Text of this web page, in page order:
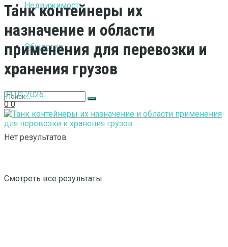
Недвижимость
Общество
Нет результатов
Смотреть все результаты
Танк контейнеры их
назначение и области
применения для перевозки и
хранения грузов
31.01.2026
0 0